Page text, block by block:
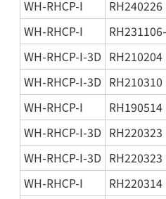
WH-RHCP-I
RH240226
WH-RHCP-I
WH-RHCP-I-3D RH210204
WH-RHCP-I-3D RH210310
WH-RHCP-I
RH190514
WH-RHCP-I-3D RH220323
WH-RHCP-I-3D RH220323
WH-RHCP-I
RH220314